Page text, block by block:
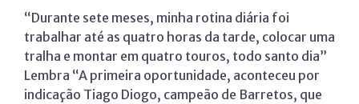
“Durante sete meses, minha rotina diária foi
trabalhar até as quatro horas da tarde, colocar uma
tralha e montar em quatro touros, todo santo dia”
Lembra “A primeira oportunidade, aconteceu por
indicação Tiago Diogo, campeão de Barretos, que